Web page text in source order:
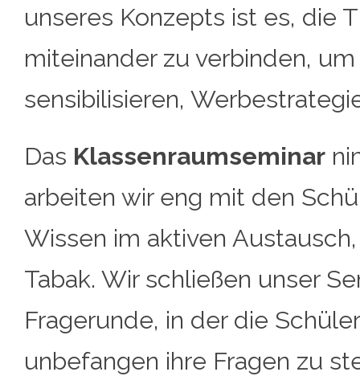
unseres Konzepts ist es, die
miteinander zu verbinden,
sensibilisieren,
Das Klassenraumseminar
arbeiten wir eng mit den
Wissen im aktiven
Tabak. Wir schließen unser
Fragerunde, in der die
unbefangen ihre Fragen zu